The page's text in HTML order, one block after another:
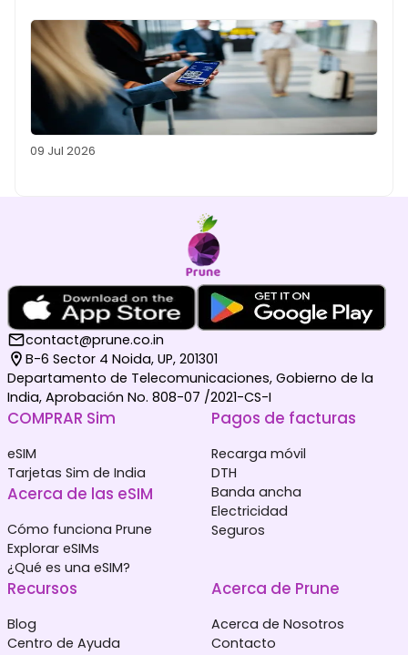
09 Jul 2026
contact@prune.co.in
B-6 Sector 4 Noida, UP, 201301
Departamento de Telecomunicaciones, Gobierno de la
India, Aprobación No. 808-07 /2021-CS-I
COMPRAR Sim
eSIM
Tarjetas Sim de India
Acerca de las eSIM
Cómo funciona Prune
Explorar eSIMs
¿Qué es una eSIM?
Pagos de facturas
Recarga móvil
DTH
Banda ancha
Electricidad
Seguros
Recursos
Blog
Centro de Ayuda
Acerca de Prune
Acerca de Nosotros
Contacto